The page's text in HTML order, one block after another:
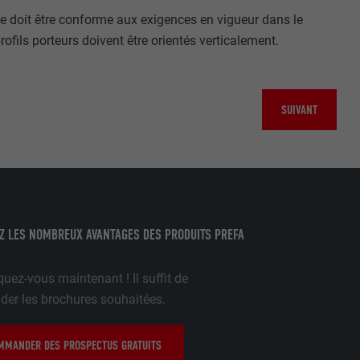
doit être conforme aux exigences en vigueur dans le
porteurs doivent être orientés verticalement.
SUIVANT
LES NOMBREUX AVANTAGES DES PRODUITS PREFA
vous maintenant ! Il suffit de
les brochures souhaitées.
DES PROSPECTUS GRATUITS
le